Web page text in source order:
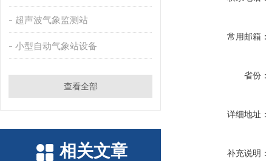
超声波气象监测站
小型自动气象站设备
查看全部
相关文章
常用邮箱：
省份：
详细地址：
补充说明：